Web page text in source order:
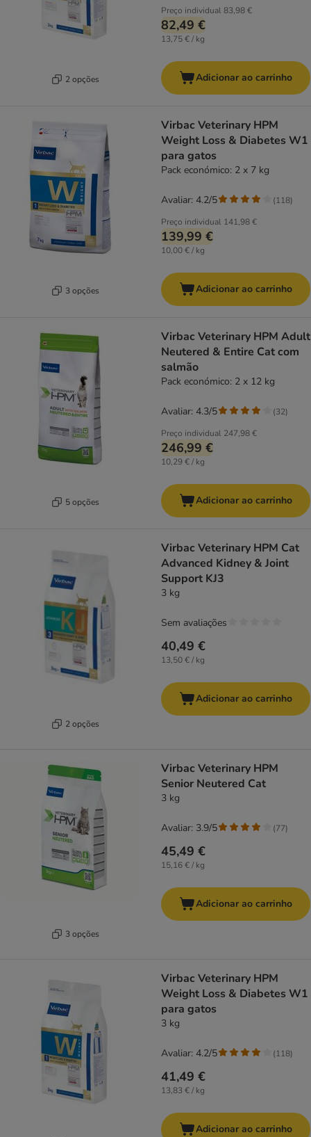
2 opções
Preço individual83,98 €
82,49 €
13,75 € / kg
Adicionar ao carrinho
3 opções
Virbac Veterinary HPM
Weight Loss & Diabetes W1
para gatos
Pack económico: 2 x 7 kg
Preço individual 141,98 €
139,99 €
10,00 € / kg
Avaliar: 4.2/5 (118)
Adicionar ao carrinho
5 opções
Virbac Veterinary HPM Adult
Neutered & Entire Cat com
salmão
Pack económico: 2 x 12 kg
Preço individual 247,98 €
246,99 €
10,29 € / kg
Avaliar: 4.3/5 (32)
Adicionar ao carrinho
2 opções
Virbac Veterinary HPM Cat
Advanced Kidney & Joint
Support KJ3
3 kg
40,49 €
13,50 € / kg
Sem avaliações
Adicionar ao carrinho
3 opções
Virbac Veterinary HPM
Senior Neutered Cat
3 kg
45,49 €
15,16 € / kg
Avaliar: 3.9/5 (77)
Adicionar ao carrinho
Virbac Veterinary HPM
Weight Loss & Diabetes W1
para gatos
3 kg
41,49 €
13,83 € / kg
Avaliar: 4.2/5 (118)
Adicionar ao carrinho